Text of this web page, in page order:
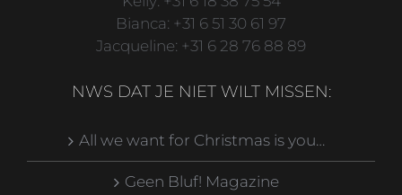
Bianca: +31 6 51 30 61 97
Jacqueline: +31 6 28 76 88 89
NWS DAT JE NIET WILT MISSEN:
All we want for Christmas is you…
Geen Bluf! Magazine